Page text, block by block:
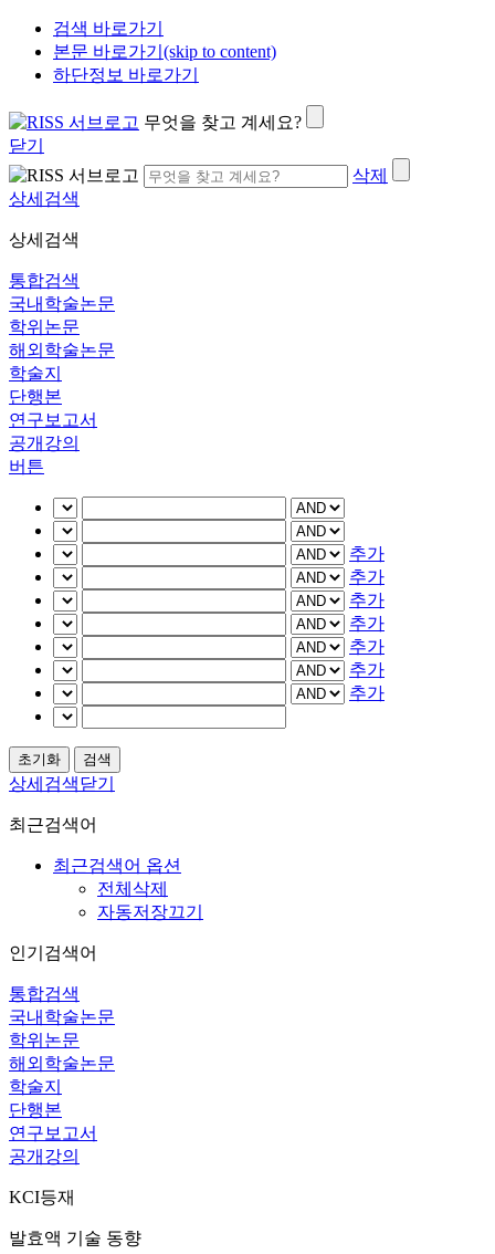
검색 바로가기
본문 바로가기(skip to content)
하단정보 바로가기
무엇을 찾고 계세요?
닫기
삭제
상세검색
상세검색
통합검색
국내학술논문
학위논문
해외학술논문
학술지
단행본
연구보고서
공개강의
버튼
추가
추가
추가
추가
추가
추가
추가
상세검색닫기
최근검색어
최근검색어 옵션
전체삭제
자동저장끄기
인기검색어
통합검색
국내학술논문
학위논문
해외학술논문
학술지
단행본
연구보고서
공개강의
KCI등재
발효액 기술 동향